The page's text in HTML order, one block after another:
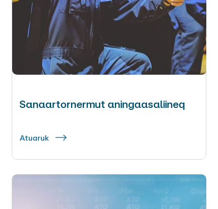
Sanaartornermut aningaasaliineq
Atuaruk